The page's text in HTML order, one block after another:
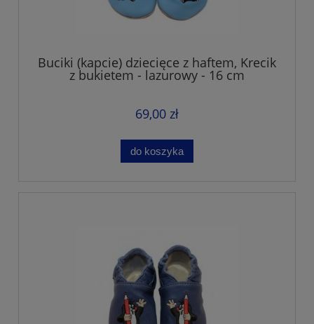
Buciki (kapcie) dziecięce z haftem, Krecik
z bukietem - lazurowy - 16 cm
69,00 zł
do koszyka